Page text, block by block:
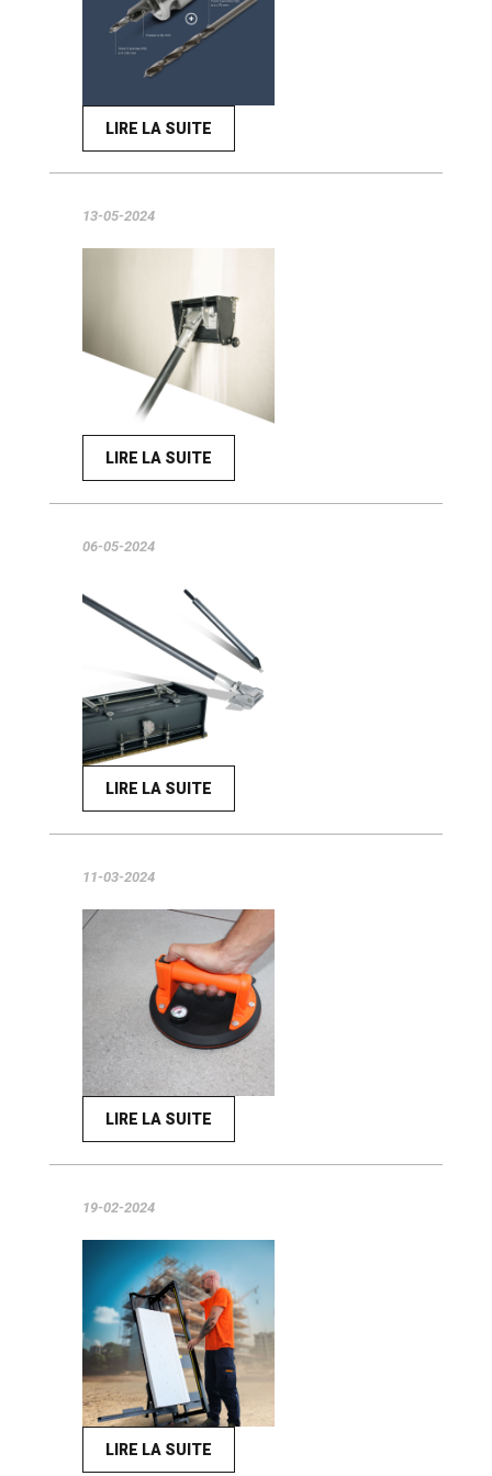
LIRE LA SUITE
13-05-2024
LIRE LA SUITE
06-05-2024
LIRE LA SUITE
11-03-2024
LIRE LA SUITE
19-02-2024
LIRE LA SUITE